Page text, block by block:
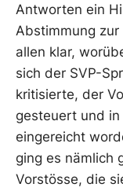
Antworten ein
Abstimmung
allen klar,
sich der SVP-
kritisierte, der
gesteuert und
eingereicht
ging es nämlich
Vorstösse, die